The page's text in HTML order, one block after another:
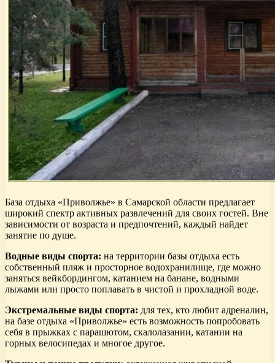
База отдыха «Приволжье» в Самарской области предлагает
широкий спектр активных развлечений для своих гостей. Вне
зависимости от возраста и предпочтений, каждый найдет
занятие по душе.
Водные виды спорта: на территории базы отдыха есть
собственный пляж и просторное водохранилище, где можно
заняться вейкбордингом, катанием на банане, водными
лыжами или просто поплавать в чистой и прохладной воде.
Экстремальные виды спорта: для тех, кто любит адреналин,
на базе отдыха «Приволжье» есть возможность попробовать
себя в прыжках с парашютом, скалолазании, катании на
горных велосипедах и многое другое.